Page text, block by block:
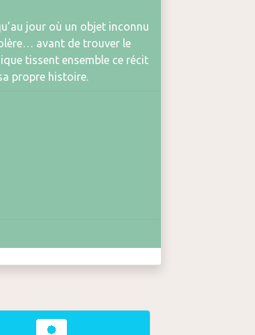
jour où un objet inconnu
avant de trouver le
tissent ensemble ce récit
propre histoire.